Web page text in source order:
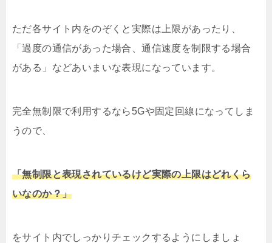
ただ各サイト内をのぞくと実際は上限があったり、
「過度の通信があった場合、通信速度を制限する場合
がある」などあいまいな表現になっています。
完全無制限で利用するなら5Gや固定回線になってしま
うので、
「無制限と表現されているけど実際の上限はどれくら
いなのか？」
をサイト内でしっかりチェックするようにしましょ